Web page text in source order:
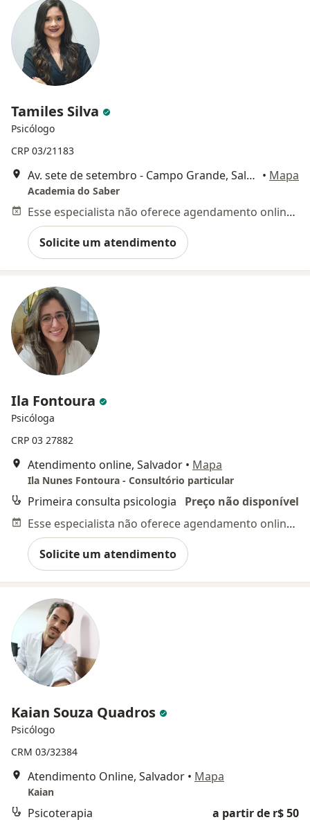
Tamiles Silva
Psicólogo
CRP 03/21183
Av. sete de setembro - Campo Grande, Salvador • Mapa
Academia do Saber
Esse especialista não oferece agendamento online para esse endereço.
Solicite um atendimento
Ila Fontoura
Psicóloga
CRP 03 27882
Atendimento online, Salvador • Mapa
Ila Nunes Fontoura - Consultório particular
Primeira consulta psicologia
Preço não disponível
Esse especialista não oferece agendamento online para esse endereço.
Solicite um atendimento
Kaian Souza Quadros
Psicólogo
CRM 03/32384
Atendimento Online, Salvador • Mapa
Kaian
Psicoterapia
a partir de r$ 50